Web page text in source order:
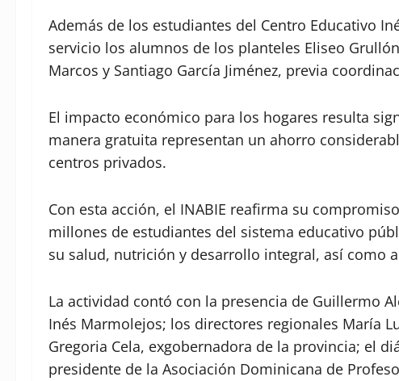
Además de los estudiantes del Centro Educativo
servicio los alumnos de los planteles Eliseo
Marcos y Santiago García Jiménez, previa
El impacto económico para los hogares resulta
manera gratuita representan un ahorro
centros privados.
Con esta acción, el INABIE reafirma su
millones de estudiantes del sistema educativo
su salud, nutrición y desarrollo integral, así como
La actividad contó con la presencia de Guillermo
Inés Marmolejos; los directores regionales María
Gregoria Cela, exgobernadora de la provincia; el
presidente de la Asociación Dominicana de